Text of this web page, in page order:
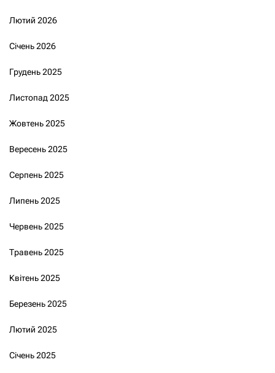
Лютий 2026
Січень 2026
Грудень 2025
Листопад 2025
Жовтень 2025
Вересень 2025
Серпень 2025
Липень 2025
Червень 2025
Травень 2025
Квітень 2025
Березень 2025
Лютий 2025
Січень 2025